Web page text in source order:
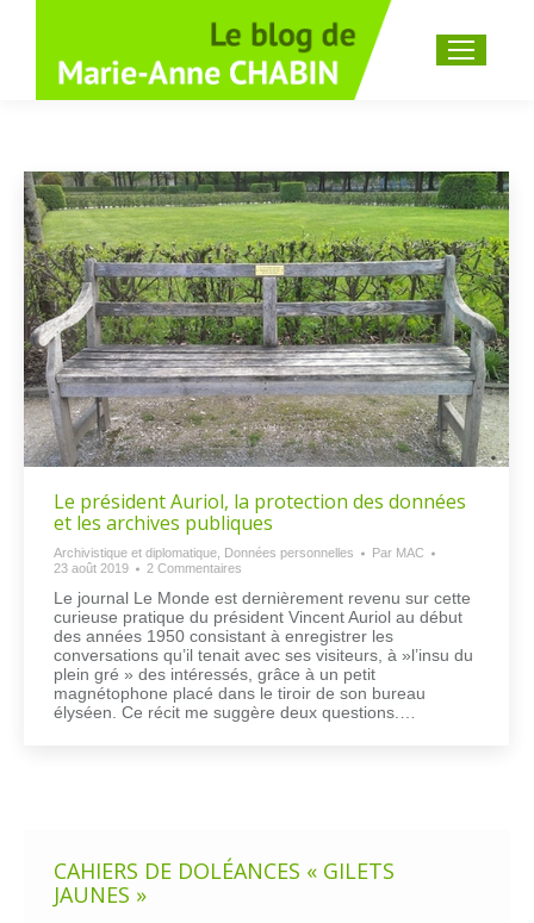
Recherche
Le président Auriol, la protection des données
et les archives publiques
Archivistique et diplomatique Données personnelles Par MAC
23 août 2019
2 Commentaires
Le journal Le Monde est dernièrement revenu sur cette
curieuse pratique du président Vincent Auriol au début
des années 1950 consistant à enregistrer les
conversations qu’il tenait avec ses visiteurs, à »l’insu du
plein gré » des intéressés, grâce à un petit
magnétophone placé dans le tiroir de son bureau
élyséen. Ce récit me suggère deux questions.…
CAHIERS DE DOLÉANCES « GILETS
JAUNES »